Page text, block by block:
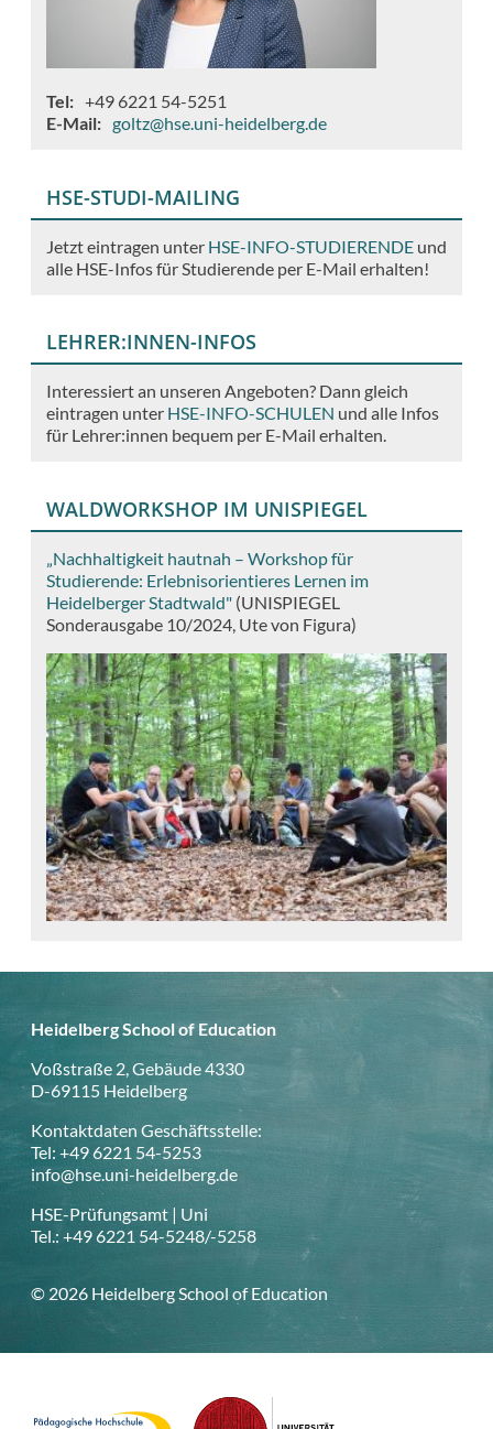
Tel
+49 6221 54-5251
E-Mail
goltz@hse.uni-heidelberg.de
HSE-STUDI-MAILING
Jetzt eintragen unter HSE-INFO-STUDIERENDE und
alle HSE-Infos für Studierende per E-Mail erhalten!
LEHRER:INNEN-INFOS
Interessiert an unseren Angeboten? Dann gleich
eintragen unter HSE-INFO-SCHULEN und alle Infos
für Lehrer:innen bequem per E-Mail erhalten.
WALDWORKSHOP IM UNISPIEGEL
„Nachhaltigkeit hautnah – Workshop für
Studierende: Erlebnisorientieres Lernen im
Heidelberger Stadtwald" (UNISPIEGEL
Sonderausgabe 10/2024, Ute von Figura)
Heidelberg School of Education
Voßstraße 2, Gebäude 4330
D-69115 Heidelberg
Kontaktdaten Geschäftsstelle:
Tel: +49 6221 54-5253
info@hse.uni-heidelberg.de
HSE-Prüfungsamt | Uni
Tel.: +49 6221 54-5248/-5258
© 2026 Heidelberg School of Education